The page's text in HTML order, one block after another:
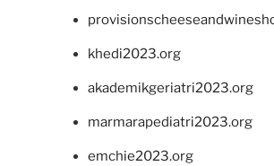
khedi2023.org
akademikgeriatri2023.org
marmarapediatri2023.org
emchie2023.org